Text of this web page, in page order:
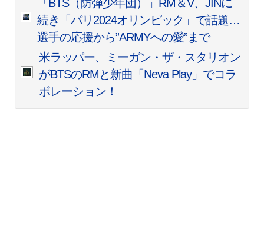
「BTS（防弾少年団）」RM＆V、JINに
続き「パリ2024オリンピック」で話題…
選手の応援から”ARMYへの愛”まで
米ラッパー、ミーガン・ザ・スタリオン
がBTSのRMと新曲「Neva Play」でコラ
ボレーション！